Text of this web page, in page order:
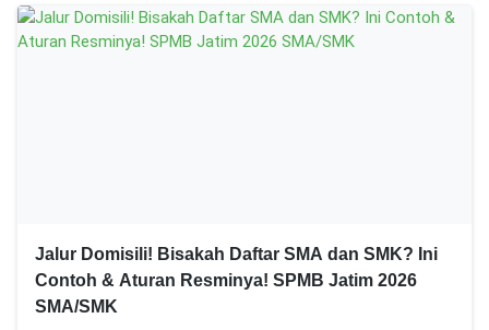
Jalur Domisili! Bisakah Daftar SMA dan SMK? Ini
Contoh & Aturan Resminya! SPMB Jatim 2026
SMA/SMK